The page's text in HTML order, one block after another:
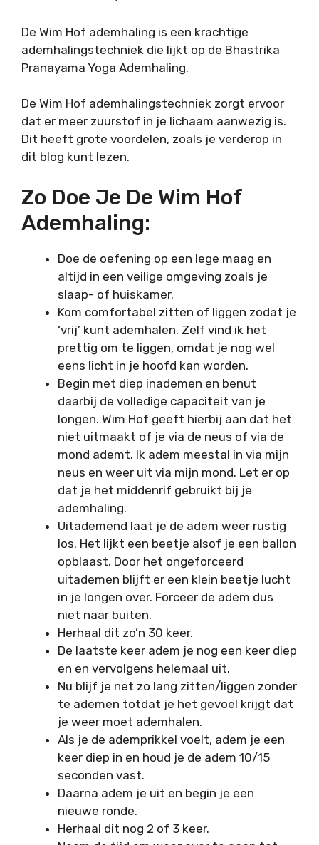
De Wim Hof ademhaling is een krachtige
ademhalingstechniek die lijkt op de Bhastrika
Pranayama Yoga Ademhaling.
De Wim Hof ademhalingstechniek zorgt ervoor
dat er meer zuurstof in je lichaam aanwezig is.
Dit heeft grote voordelen, zoals je verderop in
dit blog kunt lezen.
Zo Doe Je De Wim Hof
Ademhaling:
Doe de oefening op een lege maag en
altijd in een veilige omgeving zoals je
slaap- of huiskamer.
Kom comfortabel zitten of liggen zodat je
‘vrij’ kunt ademhalen. Zelf vind ik het
prettig om te liggen, omdat je nog wel
eens licht in je hoofd kan worden.
Begin met diep inademen en benut
daarbij de volledige capaciteit van je
longen. Wim Hof geeft hierbij aan dat het
niet uitmaakt of je via de neus of via de
mond ademt. Ik adem meestal in via mijn
neus en weer uit via mijn mond. Let er op
dat je het middenrif gebruikt bij je
ademhaling.
Uitademend laat je de adem weer rustig
los. Het lijkt een beetje alsof je een ballon
opblaast. Door het ongeforceerd
uitademen blijft er een klein beetje lucht
in je longen over. Forceer de adem dus
niet naar buiten.
Herhaal dit zo’n 30 keer.
De laatste keer adem je nog een keer diep
en en vervolgens helemaal uit.
Nu blijf je net zo lang zitten/liggen zonder
te ademen totdat je het gevoel krijgt dat
je weer moet ademhalen.
Als je de ademprikkel voelt, adem je een
keer diep in en houd je de adem 10/15
seconden vast.
Daarna adem je uit en begin je een
nieuwe ronde.
Herhaal dit nog 2 of 3 keer.